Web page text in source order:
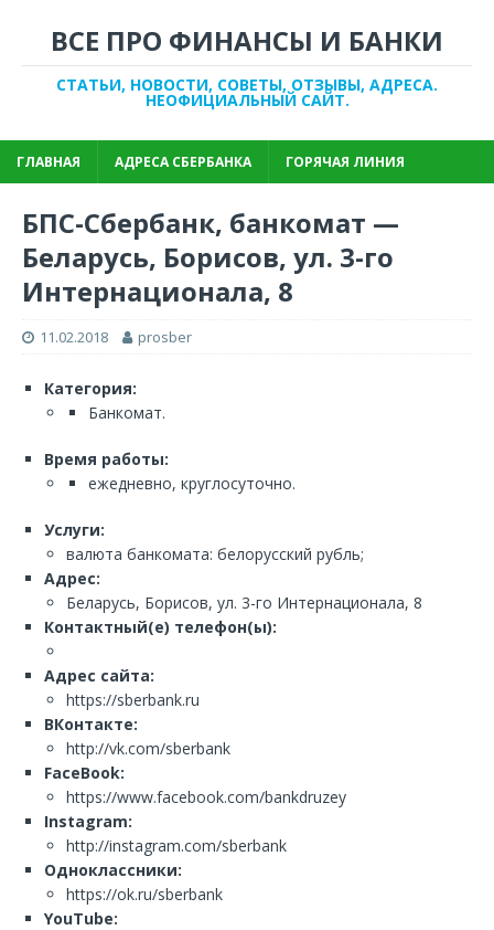
ВСЕ ПРО ФИНАНСЫ И БАНКИ
СТАТЬИ, НОВОСТИ, СОВЕТЫ, ОТЗЫВЫ, АДРЕСА.
НЕОФИЦИАЛЬНЫЙ САЙТ.
ГЛАВНАЯ АДРЕСА СБЕРБАНКА ГОРЯЧАЯ ЛИНИЯ
БПС-Сбербанк, банкомат —
Беларусь, Борисов, ул. 3-го
Интернационала, 8
11.02.2018 prosber
Категория:
Банкомат.
Время работы:
ежедневно, круглосуточно.
Услуги:
валюта банкомата: белорусский рубль;
Адрес:
Беларусь, Борисов, ул. 3-го Интернационала, 8
Контактный(е) телефон(ы):
Адрес сайта:
https://sberbank.ru
ВКонтакте:
http://vk.com/sberbank
FaceBook:
https://www.facebook.com/bankdruzey
Instagram:
http://instagram.com/sberbank
Одноклассники:
https://ok.ru/sberbank
YouTube: